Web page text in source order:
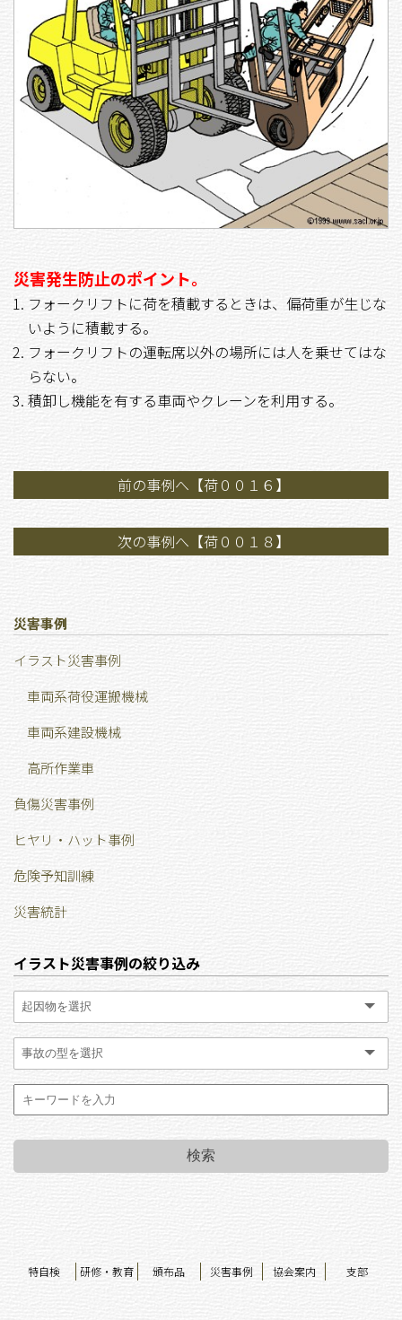
災害発生防止のポイント。
フォークリフトに荷を積載するときは、偏荷重が生じな
いように積載する。
フォークリフトの運転席以外の場所には人を乗せてはな
らない。
積卸し機能を有する車両やクレーンを利用する。
前の事例へ【荷００１６】
次の事例へ【荷００１８】
災害事例
イラスト災害事例
車両系荷役運搬機械
車両系建設機械
高所作業車
負傷災害事例
ヒヤリ・ハット事例
危険予知訓練
災害統計
イラスト災害事例の絞り込み
特自検 研修・教育 頒布品 災害事例 協会案内 支部